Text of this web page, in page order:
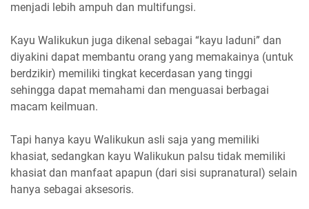
menjadi lebih ampuh dan multifungsi.
Kayu Walikukun juga dikenal sebagai “kayu laduni” dan
diyakini dapat membantu orang yang memakainya (untuk
berdzikir) memiliki tingkat kecerdasan yang tinggi
sehingga dapat memahami dan menguasai berbagai
macam keilmuan.
Tapi hanya kayu Walikukun asli saja yang memiliki
khasiat, sedangkan kayu Walikukun palsu tidak memiliki
khasiat dan manfaat apapun (dari sisi supranatural) selain
hanya sebagai aksesoris.